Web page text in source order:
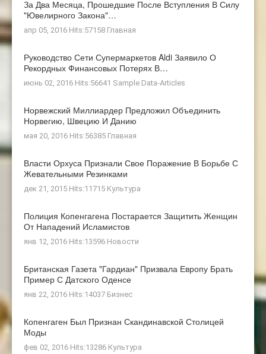
За Два Месяца, Прошедшие После Вступления В Силу
"ювелирного Закона"…
апр 05, 2016 Hits:57158 Главная
Руководство Сети Супермаркетов Aldi Заявило О
Рекордных Финансовых Потерях В…
июнь 02, 2016 Hits:56641 Sample Data-Articles
Норвежский Миллиардер Предложил Объединить
Норвегию, Швецию И Данию
мая 20, 2016 Hits:56385 Главная
Власти Орхуса Признали Свое Поражение В Борьбе С
Жевательными Резинками
дек 21, 2015 Hits:11715 Культура
Полиция Копенгагена Постарается Защитить Женщин
От Нападений Исламистов
янв 12, 2016 Hits:13596 Новости
Британская Газета "Гардиан" Призвала Европу Брать
Пример С Датского Оденсе
янв 22, 2016 Hits:14037 Бизнес
Копенгаген Был Признан Скандинавской Столицей
Моды
фев 02, 2016 Hits:13286 Культура